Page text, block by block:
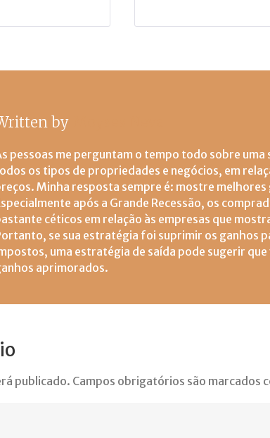
by
pessoas me perguntam o tempo todo sobre uma
os tipos de propriedades e negócios, em
Minha resposta sempre é: mostre melhores
após a Grande Recessão, os
céticos em relação às empresas que
se sua estratégia foi suprimir os ganhos
uma estratégia de saída pode sugerir
aprimorados.
publicado. Campos obrigatórios são marcados